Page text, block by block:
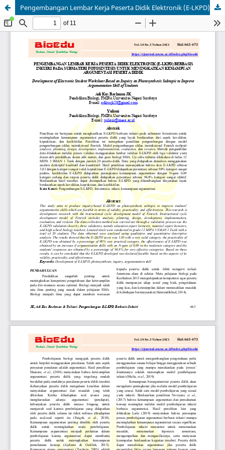
Pengembangan Lembar Kerja Peserta Didik Elektronik (E-LKPD) Berbasis Inkuiri pada Submateri Fotosintesis untuk Meningkatkan Kemampuan Argumentasi Peserta Didik